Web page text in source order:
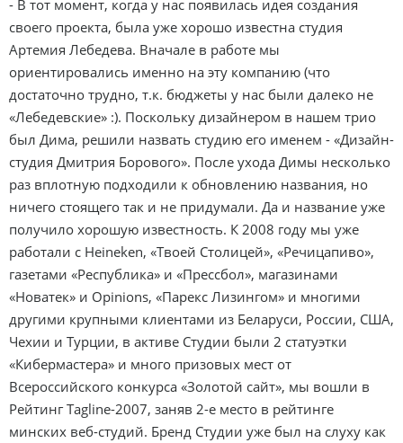
- В тот момент, когда у нас появилась идея создания
своего проекта, была уже хорошо известна студия
Артемия Лебедева. Вначале в работе мы
ориентировались именно на эту компанию (что
достаточно трудно, т.к. бюджеты у нас были далеко не
«Лебедевские» :). Поскольку дизайнером в нашем трио
был Дима, решили назвать студию его именем - «Дизайн-
студия Дмитрия Борового». После ухода Димы несколько
раз вплотную подходили к обновлению названия, но
ничего стоящего так и не придумали. Да и название уже
получило хорошую известность. К 2008 году мы уже
работали с Heineken, «Твоей Столицей», «Речицапиво»,
газетами «Республика» и «Прессбол», магазинами
«Новатек» и Opinions, «Парекс Лизингом» и многими
другими крупными клиентами из Беларуси, России, США,
Чехии и Турции, в активе Студии были 2 статуэтки
«Кибермастера» и много призовых мест от
Всероссийского конкурса «Золотой сайт», мы вошли в
Рейтинг Tagline-2007, заняв 2-е место в рейтинге
минских веб-студий. Бренд Студии уже был на слуху как